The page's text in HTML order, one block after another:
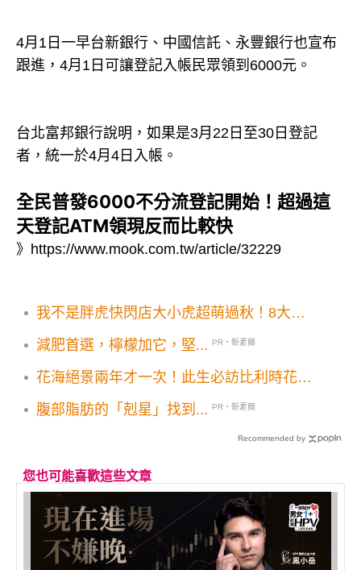
4月1日一早台新銀行、中國信託、永豐銀行也宣布
跟進，4月1日可讓登記入帳民眾領到6000元。
台北富邦銀行說明，如果是3月22日至30日登記
者，統一於4月4日入帳。
全民普發6000不分流登記開始！超過這
天登記ATM領現反而比較快
》 https://www.mook.com.tw/article/32229
我不是胖虎快閃店大小虎超萌過秋！8大打
減肥首選，檸檬加它，堅...
PR・新素簡
花海絕景兩年才一次！此生必訪比利時花毯
腹部脂肪的「剋星」找到...
PR・新素簡
Recommended by
您也可能喜歡這些文章